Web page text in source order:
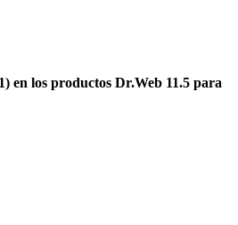
en los productos Dr.Web 11.5 para